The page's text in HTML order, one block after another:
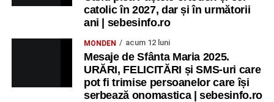
Copiii în armonia orașului
Ora 10.00– Școala din Răhău: activități recreative pentru
– Curtea Școlii „M. Kogălniceanu”: activități
recreative pentru copii.
catolic în 2027, dar și în următorii
ani | sebesinfo.ro
MONDEN acum 12 luni
Mesaje de Sfânta Maria 2025.
URĂRI, FELICITĂRI și SMS-uri care
pot fi trimise persoanelor care își
serbează onomastica | sebesinfo.ro